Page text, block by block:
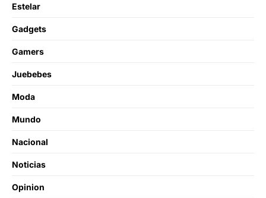
Estelar
Gadgets
Gamers
Juebebes
Moda
Mundo
Nacional
Noticias
Opinion